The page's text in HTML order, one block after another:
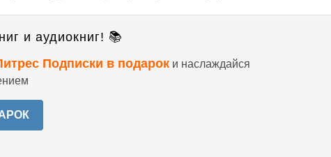
и аудиокниг! 📚
Подписки в подарок и наслаждайся